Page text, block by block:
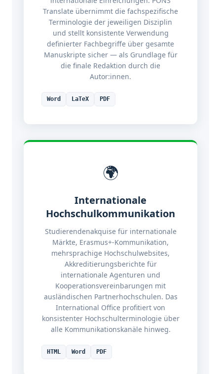
Translate übernimmt die fachspezifische
Terminologie der jeweiligen Disziplin
und stellt konsistente Verwendung
definierter Fachbegriffe über gesamte
Manuskripte sicher — als Grundlage für
die finale Redaktion durch die
Autor:innen.
Word LaTeX PDF
🌍
Internationale
Hochschulkommunikation
Studierendenakquise für internationale
Märkte, Erasmus+-Kommunikation,
mehrsprachige Hochschulwebsites,
Akkreditierungsberichte für
internationale Agenturen und
Kooperationsvereinbarungen mit
ausländischen Partnerhochschulen. Das
International Office profitiert von
konsistenter Hochschulterminologie über
alle Kommunikationskanäle hinweg.
HTML Word PDF